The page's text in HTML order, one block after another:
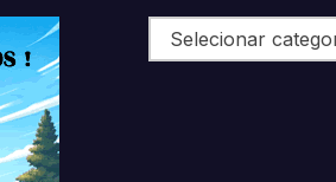
Categorias